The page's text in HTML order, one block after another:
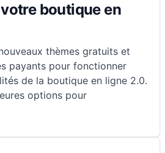
boutique en
thèmes gratuits et
payants pour fonctionner
de la boutique en ligne 2.0.
options pour